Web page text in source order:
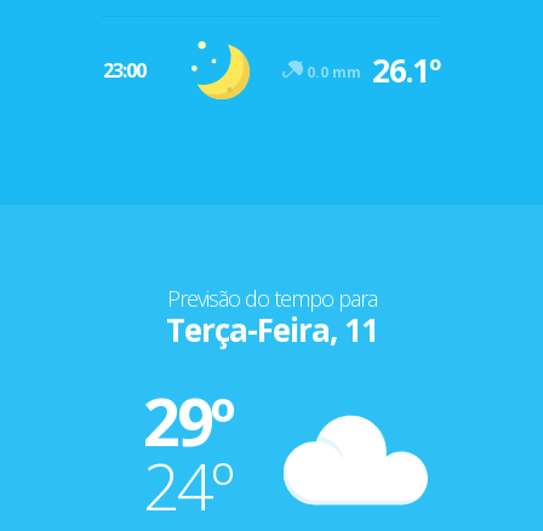
23:00 0.0 mm 26.1º
Previsão do tempo para
Terça-Feira, 11
29º
24º